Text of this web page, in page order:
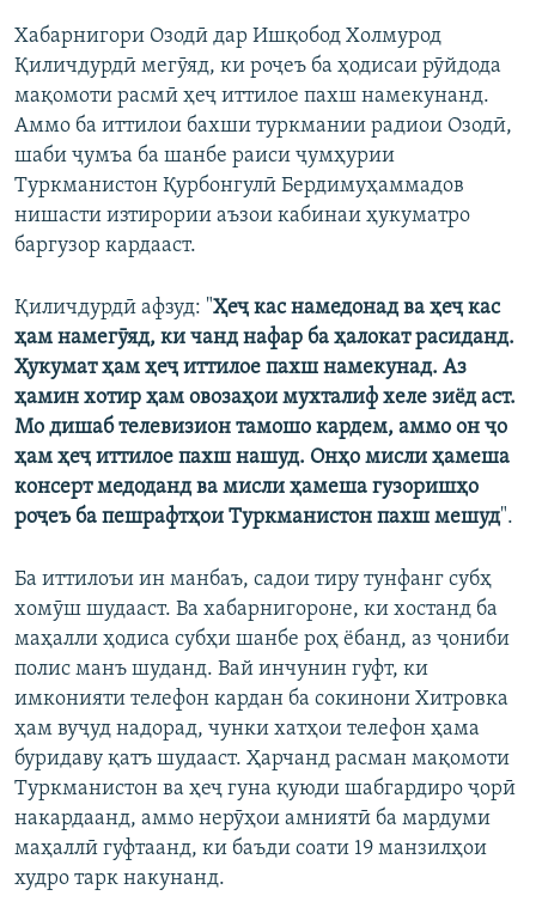
Хабарнигори Озодӣ дар Ишқобод Холмурод
Қиличдурдӣ мегӯяд, ки роҷеъ ба ҳодисаи рӯйдода
мақомоти расмӣ ҳеҷ иттилое пахш намекунанд.
Аммо ба иттилои бахши туркмании радиои Озодӣ,
шаби ҷумъа ба шанбе раиси ҷумҳурии
Туркманистон Қурбонгулӣ Бердимуҳаммадов
нишасти изтирории аъзои кабинаи ҳукуматро
баргузор кардааст.
Қиличдурдӣ афзуд: "Ҳеҷ кас намедонад ва ҳеҷ кас
ҳам намегӯяд, ки чанд нафар ба ҳалокат расиданд.
Ҳукумат ҳам ҳеҷ иттилое пахш намекунад. Аз
ҳамин хотир ҳам овозаҳои мухталиф хеле зиёд аст.
Мо дишаб телевизион тамошо кардем, аммо он ҷо
ҳам ҳеҷ иттилое пахш нашуд. Онҳо мисли ҳамеша
консерт медоданд ва мисли ҳамеша гузоришҳо
роҷеъ ба пешрафтҳои Туркманистон пахш мешуд".
Ба иттилоъи ин манбаъ, садои тиру тунфанг субҳ
хомӯш шудааст. Ва хабарнигороне, ки хостанд ба
маҳалли ҳодиса субҳи шанбе роҳ ёбанд, аз ҷониби
полис манъ шуданд. Вай инчунин гуфт, ки
имконияти телефон кардан ба сокинони Хитровка
ҳам вуҷуд надорад, чунки хатҳои телефон ҳама
буридаву қатъ шудааст. Ҳарчанд расман мақомоти
Туркманистон ва ҳеҷ гуна қуюди шабгардиро ҷорӣ
накардаанд, аммо нерӯҳои амниятӣ ба мардуми
маҳаллӣ гуфтаанд, ки баъди соати 19 манзилҳои
худро тарк накунанд.